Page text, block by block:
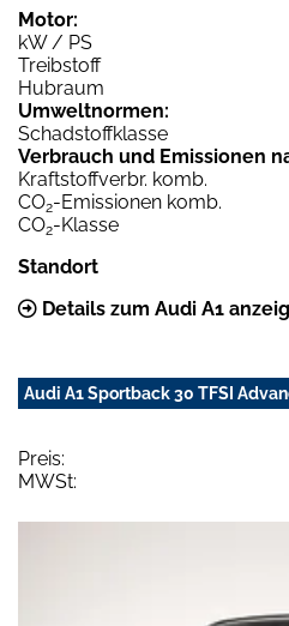
Motor:
kW / PS
Treibstoff
Hubraum
Umweltnormen:
Schadstoffklasse
Verbrauch und Emissionen
Kraftstoffverbr. komb.
CO2-Emissionen komb.
CO2-Klasse
Standort
Details zum Audi A1
Audi A1 Sportback 30 TFSI
Preis:
MWSt: